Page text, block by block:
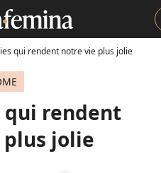
qui rendent notre vie plus jolie
qui rendent
jolie